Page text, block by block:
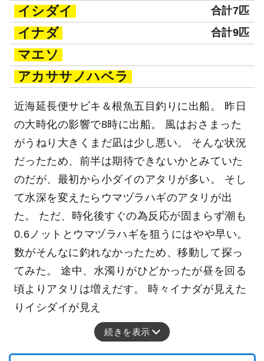
イシダイ
合計7匹
イナダ 合計9匹
マエソ
アカササノハベラ
近海延長便サビキ＆根魚五目釣りに出船。 昨日
の大時化の影響で8時に出船。 風はおさまった
がうねり大きくまだ凪は少し悪い。 そんな状況
だったため、前半は期待できないかとみていた
のだが、最初から小ダイのアタリが多い。 そし
て水深を変えたらウマヅラハギのアタリが出
た。 ただ、時化後すぐの為反応が固まらず潮も
0.6ノットとウマヅラハギを狙うにはやや早い。
数がそんなに釣れなかったため、移動して探っ
てみた。 途中、水濁りがひどかったが昼を回る
頃よりアタリは増えだす。 時々イナダが見えた
りイシダイが見え
続きを表示